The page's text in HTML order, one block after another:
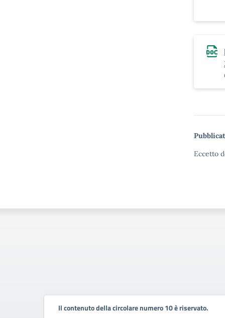
Eccetto
Il contenuto della circolare numero 10 è riservato.